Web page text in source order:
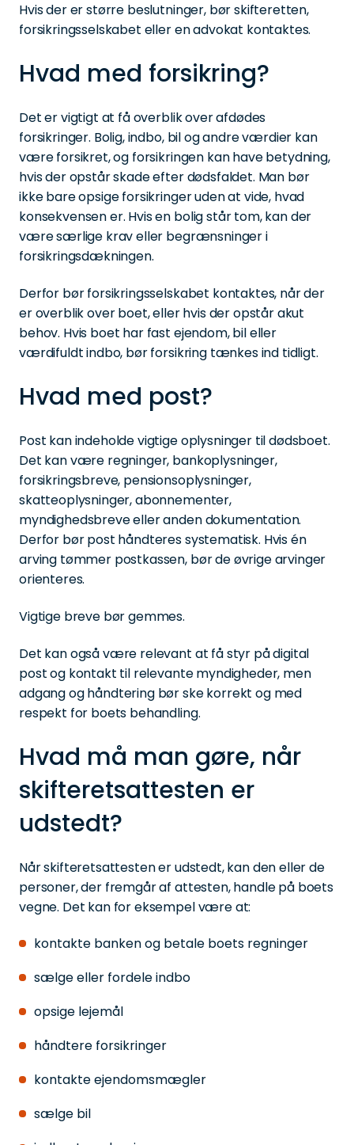
Hvis der er større beslutninger, bør skifteretten,
forsikringsselskabet eller en advokat kontaktes.
Hvad med forsikring?
Det er vigtigt at få overblik over afdødes
forsikringer. Bolig, indbo, bil og andre værdier kan
være forsikret, og forsikringen kan have betydning,
hvis der opstår skade efter dødsfaldet. Man bør
ikke bare opsige forsikringer uden at vide, hvad
konsekvensen er. Hvis en bolig står tom, kan der
være særlige krav eller begrænsninger i
forsikringsdækningen.
Derfor bør forsikringsselskabet kontaktes, når der
er overblik over boet, eller hvis der opstår akut
behov. Hvis boet har fast ejendom, bil eller
værdifuldt indbo, bør forsikring tænkes ind tidligt.
Hvad med post?
Post kan indeholde vigtige oplysninger til dødsboet.
Det kan være regninger, bankoplysninger,
forsikringsbreve, pensionsoplysninger,
skatteoplysninger, abonnementer,
myndighedsbreve eller anden dokumentation.
Derfor bør post håndteres systematisk. Hvis én
arving tømmer postkassen, bør de øvrige arvinger
orienteres.
Vigtige breve bør gemmes.
Det kan også være relevant at få styr på digital
post og kontakt til relevante myndigheder, men
adgang og håndtering bør ske korrekt og med
respekt for boets behandling.
Hvad må man gøre, når
skifteretsattesten er
udstedt?
Når skifteretsattesten er udstedt, kan den eller de
personer, der fremgår af attesten, handle på boets
vegne. Det kan for eksempel være at:
kontakte banken og betale boets regninger
sælge eller fordele indbo
opsige lejemål
håndtere forsikringer
kontakte ejendomsmægler
sælge bil